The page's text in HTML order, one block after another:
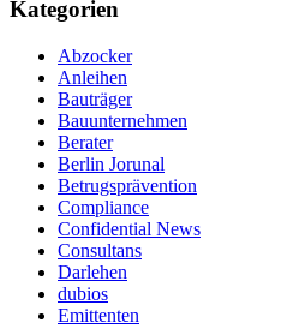
Kategorien
Abzocker
Anleihen
Bauträger
Bauunternehmen
Berater
Berlin Jorunal
Betrugsprävention
Compliance
Confidential News
Consultans
Darlehen
dubios
Emittenten